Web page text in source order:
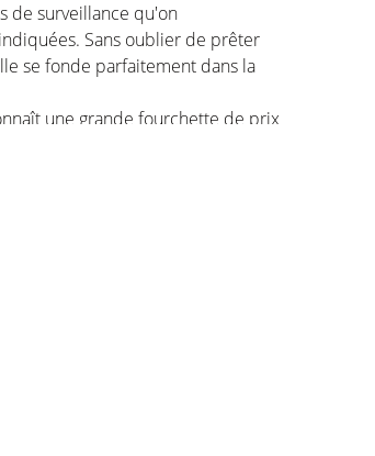
de surveillance qu'on
Sans oublier de prêter
se fonde parfaitement dans la
une grande fourchette de prix